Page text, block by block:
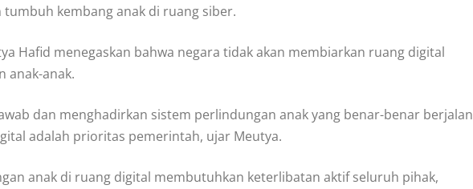
kembang anak di ruang siber.
Hafid menegaskan bahwa negara tidak akan membiarkan ruang digital
anak-anak.
dan menghadirkan sistem perlindungan anak yang benar-benar berjalan
adalah prioritas pemerintah, ujar Meutya.
anak di ruang digital membutuhkan keterlibatan aktif seluruh pihak,